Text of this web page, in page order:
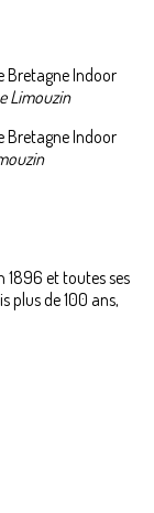
Bretagne Indoor
Limouzin
Bretagne Indoor
1896 et toutes ses
plus de 100 ans,